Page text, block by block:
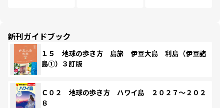
新刊ガイドブック
１５ 地球の歩き方 島旅 伊豆大島 利島（伊豆諸
島①）３訂版
Ｃ０２ 地球の歩き方 ハワイ島 ２０２７～２０２
８